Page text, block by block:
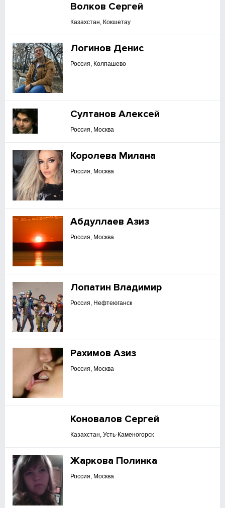
Волков Сергей
Казахстан, Кокшетау
Логинов Денис
Россия, Колпашево
Султанов Алексей
Россия, Москва
Королева Милана
Россия, Москва
Абдуллаев Азиз
Россия, Москва
Лопатин Владимир
Россия, Нефтеюганск
Рахимов Азиз
Россия, Москва
Коновалов Сергей
Казахстан, Усть-Каменогорск
Жаркова Полинка
Россия, Москва